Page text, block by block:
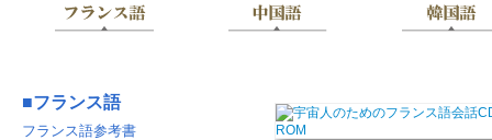
■フランス語
フランス語参考書